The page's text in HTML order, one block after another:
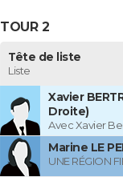
TOUR 2
Tête de liste
Liste
Xavier
Droite)
Avec Xavier
Marine LE
UNE RÉGION